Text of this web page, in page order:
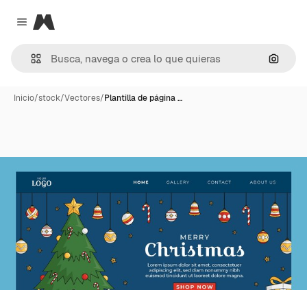
Close menu
Magnific
Inicio/stock/Vectores/Plantilla de página …